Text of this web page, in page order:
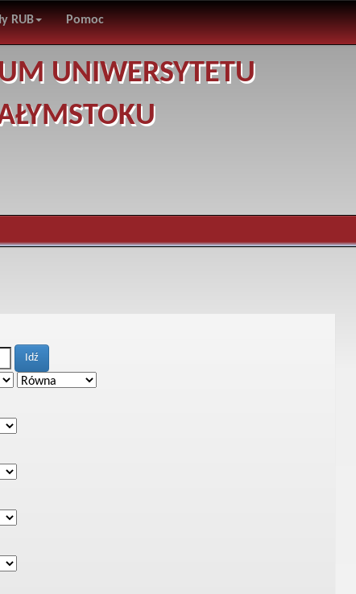
RUB Pomoc
UNIWERSYTETU